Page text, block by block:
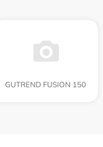
GUTREND FUSION 150